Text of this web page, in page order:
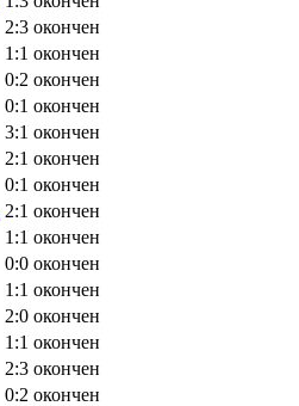
2:3 окончен
1:1 окончен
0:2 окончен
0:1 окончен
3:1 окончен
2:1 окончен
0:1 окончен
2:1 окончен
1:1 окончен
0:0 окончен
1:1 окончен
2:0 окончен
1:1 окончен
2:3 окончен
0:2 окончен